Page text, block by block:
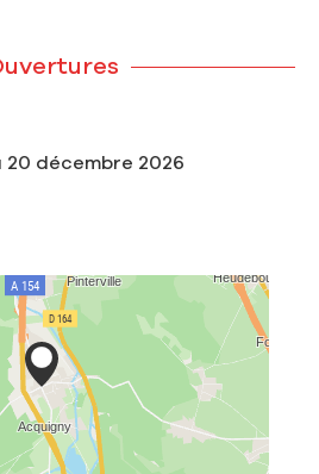
20 décembre 2026